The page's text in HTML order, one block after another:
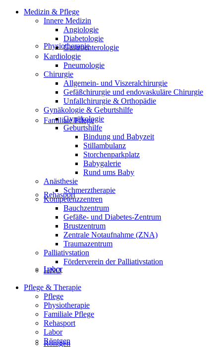
Physiotherapie
Familiale Pflege
Rehasport
Labor
Röntgen
Medizin & Pflege
Innere Medizin
Angiologie
Diabetologie
Gastroenterologie
Kardiologie
Pneumologie
Chirurgie
Allgemein- und Viszeralchirurgie
Gefäßchirurgie und endovaskuläre Chirurgie
Unfallchirurgie & Orthopädie
Gynäkologie & Geburtshilfe
Gynäkologie
Geburtshilfe
Bindung und Babyzeit
Stillambulanz
Storchenparkplatz
Babygalerie
Rund ums Baby
Anästhesie
Schmerztherapie
Kompetenzzentren
Bauchzentrum
Gefäße- und Diabetes-Zentrum
Brustzentrum
Zentrale Notaufnahme (ZNA)
Traumazentrum
Palliativstation
Förderverein der Palliativstation
HNO
Pflege & Therapie
Pflege
Physiotherapie
Familiale Pflege
Rehasport
Labor
Röntgen